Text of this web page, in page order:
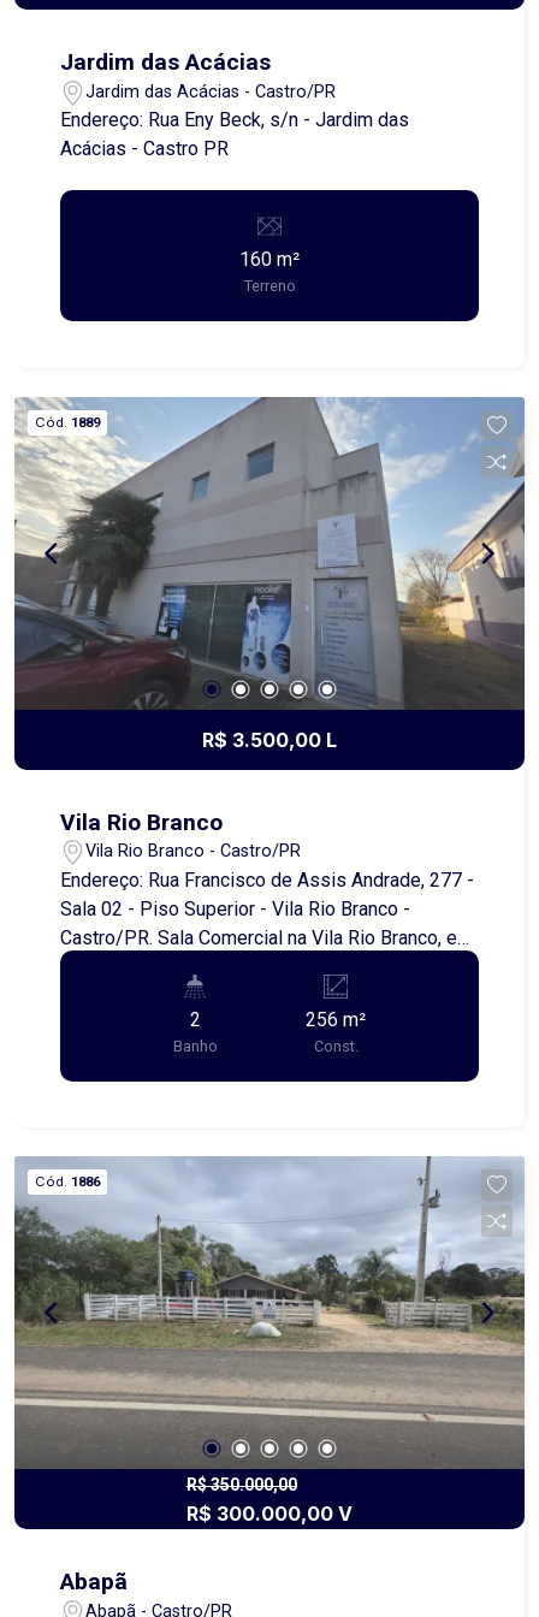
Seguro contra Incêndio e Vendaval (valor sob
consulta) e o Fundo de Conservação do Imóvel
(FCI) equivalente a 5% do valor do aluguel.
Jardim das Acácias
Jardim das Acácias - Castro/PR
Endereço: Rua Eny Beck, s/n - Jardim das
Acácias - Castro PR
160 m²
Terreno
Cód. 1889
R$ 3.500,00 L
Vila Rio Branco
Vila Rio Branco - Castro/PR
Endereço: Rua Francisco de Assis Andrade, 277 -
Sala 02 - Piso Superior - Vila Rio Branco -
Castro/PR. Sala Comercial na Vila Rio Branco, em
Castro/PR. Este imóvel possui uma área
construída de 256,00 metros quadrados,
divididos em 3 salas comerciais, recepção,
copa/cozinha e banheiros. Se você estiver
interessado em mais informações, agende uma
e Vendaval (valor sob consulta) e o Fundo de
Conservação do Imóvel (FCI) equivalente a 5% do
valor do aluguel. Os valores de condomínio (se
for o caso) e IPTU apresentados são estimativos
e estão sujeitos a alterações.
2
Banho
256 m²
Const.
Cód. 1886
R$ 350.000,00
R$ 300.000,00 V
Abapã
Abapã - Castro/PR